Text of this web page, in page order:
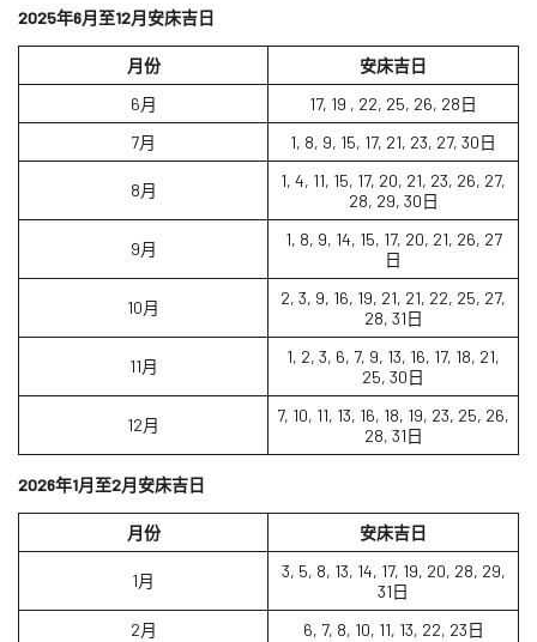
2025年6月至12月安床吉日
月份
安床吉日
6月
17, 19 , 22, 25, 26, 28日
7月
1, 8, 9, 15, 17, 21, 23, 27, 30日
8月
1, 4, 11, 15, 17, 20, 21, 23, 26, 27,
28, 29, 30日
9月
1, 8, 9, 14, 15, 17, 20, 21, 26, 27
日
10月
2, 3, 9, 16, 19, 21, 21, 22, 25, 27,
28, 31日
11月
1, 2, 3, 6, 7, 9, 13, 16, 17, 18, 21,
25, 30日
12月
7, 10, 11, 13, 16, 18, 19, 23, 25, 26,
28, 31日
2026年1月至2月安床吉日
月份 安床吉日
1月
3, 5, 8, 13, 14, 17, 19, 20, 28, 29,
31日
2月
6, 7, 8, 10, 11, 13, 22, 23日